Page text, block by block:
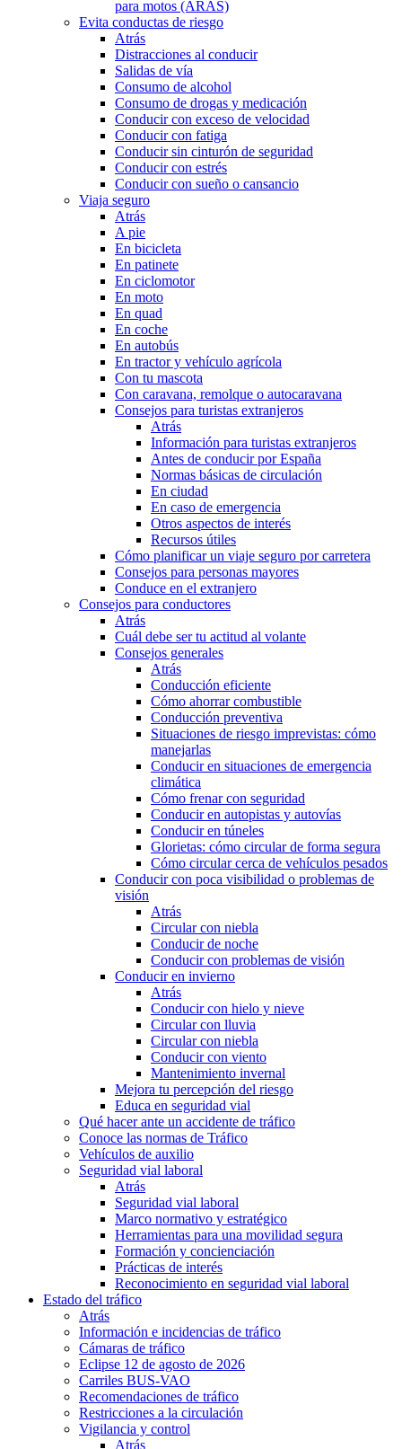
para motos (ARAS)
Evita conductas de riesgo
Atrás
Distracciones al conducir
Salidas de vía
Consumo de alcohol
Consumo de drogas y medicación
Conducir con exceso de velocidad
Conducir con fatiga
Conducir sin cinturón de seguridad
Conducir con estrés
Conducir con sueño o cansancio
Viaja seguro
Atrás
A pie
En bicicleta
En patinete
En ciclomotor
En moto
En quad
En coche
En autobús
En tractor y vehículo agrícola
Con tu mascota
Con caravana, remolque o autocaravana
Consejos para turistas extranjeros
Atrás
Información para turistas extranjeros
Antes de conducir por España
Normas básicas de circulación
En ciudad
En caso de emergencia
Otros aspectos de interés
Recursos útiles
Cómo planificar un viaje seguro por carretera
Consejos para personas mayores
Conduce en el extranjero
Consejos para conductores
Atrás
Cuál debe ser tu actitud al volante
Consejos generales
Atrás
Conducción eficiente
Cómo ahorrar combustible
Conducción preventiva
Situaciones de riesgo imprevistas: cómo
manejarlas
Conducir en situaciones de emergencia
climática
Cómo frenar con seguridad
Conducir en autopistas y autovías
Conducir en túneles
Glorietas: cómo circular de forma segura
Cómo circular cerca de vehículos pesados
Conducir con poca visibilidad o problemas de
visión
Atrás
Circular con niebla
Conducir de noche
Conducir con problemas de visión
Conducir en invierno
Atrás
Conducir con hielo y nieve
Circular con lluvia
Circular con niebla
Conducir con viento
Mantenimiento invernal
Mejora tu percepción del riesgo
Educa en seguridad vial
Qué hacer ante un accidente de tráfico
Conoce las normas de Tráfico
Vehículos de auxilio
Seguridad vial laboral
Atrás
Seguridad vial laboral
Marco normativo y estratégico
Herramientas para una movilidad segura
Formación y concienciación
Prácticas de interés
Reconocimiento en seguridad vial laboral
Estado del tráfico
Atrás
Información e incidencias de tráfico
Cámaras de tráfico
Eclipse 12 de agosto de 2026
Carriles BUS-VAO
Recomendaciones de tráfico
Restricciones a la circulación
Vigilancia y control
Atrás